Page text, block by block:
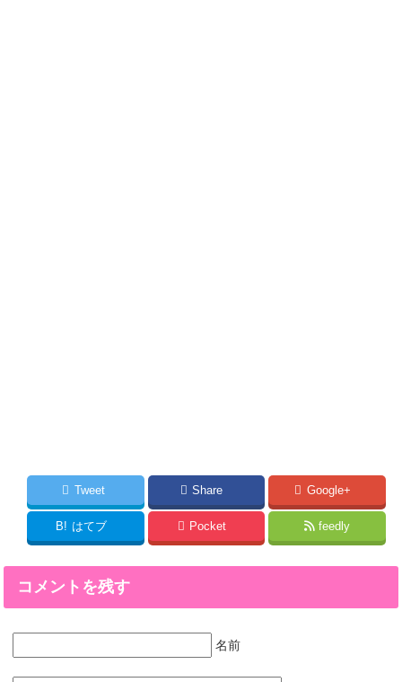
Tweet Share Google+
B! はてブ Pocket feedly
コメントを残す
名前